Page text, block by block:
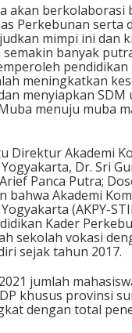
akan berkolaborasi
Perkebunan serta
mimpi ini dan
semakin banyak
meningkatkan
menyiapkan
menuju muba
Direktur Akademi
Dr. Sri
Panca Putra;
bahwa Akademi
(AKPY-
Kader
sekolah vokasi
sejak tahun 2017.
jumlah
khusus provinsi
dengan total